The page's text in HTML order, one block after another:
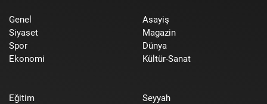
Genel
Siyaset
Spor
Ekonomi
Asayiş
Magazin
Dünya
Kültür-Sanat
Eğitim
Seyyah